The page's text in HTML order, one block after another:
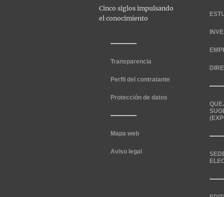
Transparencia
Perfil del contratante
Protección de datos
Mapa web
Aviso legal